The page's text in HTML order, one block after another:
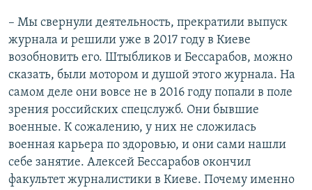
– Мы свернули деятельность, прекратили выпуск
журнала и решили уже в 2017 году в Киеве
возобновить его. Штыбликов и Бессарабов, можно
сказать, были мотором и душой этого журнала. На
самом деле они вовсе не в 2016 году попали в поле
зрения российских спецслужб. Они бывшие
военные. К сожалению, у них не сложилась
военная карьера по здоровью, и они сами нашли
себе занятие. Алексей Бессарабов окончил
факультет журналистики в Киеве. Почему именно